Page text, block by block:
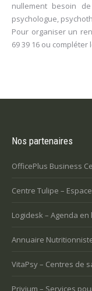
nullement besoin
psychologue,
Pour organiser un
69 39 16 ou compléter
Nos partenaires
OfficePlus Business
Centre Tulipe –
Logidesk – Agenda
Annuaire
VitaPsy – Centres de
Privium – Services